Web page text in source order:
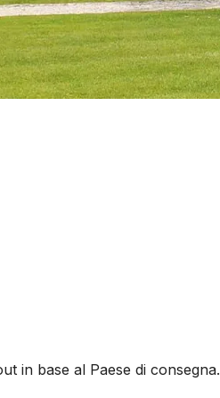
in base al Paese di consegna.